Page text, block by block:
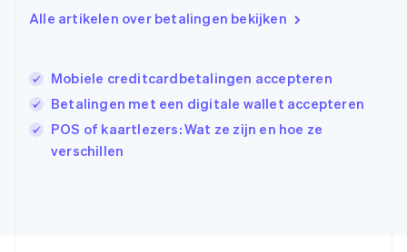
Alle artikelen over betalingen bekijken
Mobiele creditcardbetalingen accepteren
Betalingen met een digitale wallet accepteren
POS of kaartlezers: Wat ze zijn en hoe ze
verschillen
Ierland
English
Italië
ItalianoEnglish
日本語English
Kroatië